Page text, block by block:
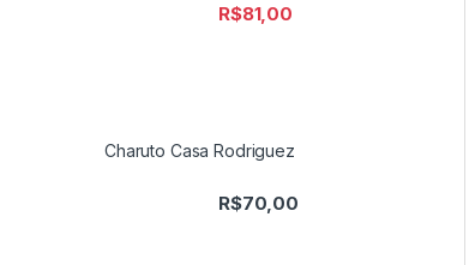
R$81,00
Charuto Casa Rodriguez
R$70,00